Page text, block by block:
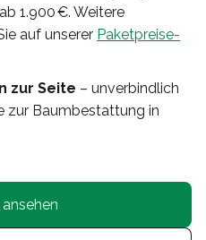
1.900 €. Weitere
auf unserer Paketpreise-
zur Seite – unverbindlich
zur Baumbestattung in